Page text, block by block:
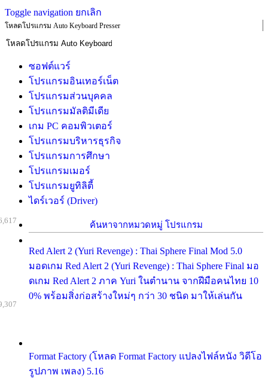
Toggle navigation ยกเลิก
โหลดโปรแกรม Auto Keyboard Presser
ซอฟต์แวร์
โปรแกรมอินเทอร์เน็ต
โปรแกรมส่วนบุคคล
โปรแกรมมัลติมีเดีย
เกม PC คอมพิวเตอร์
โปรแกรมบริหารธุรกิจ
โปรแกรมการศึกษา
โปรแกรมเมอร์
โปรแกรมยูทิลิตี้
ไดร์เวอร์ (Driver)
ค้นหาจากหมวดหมู่ โปรแกรม
Red Alert 2 (Yuri Revenge) : Thai Sphere Final Mod 5.0
มอดเกม Red Alert 2 (Yuri Revenge) : Thai Sphere Final มอ
ดเกม Red Alert 2 ภาค Yuri ในตำนาน จากฝีมือคนไทย 10
0% พร้อมสิ่งก่อสร้างใหม่ๆ กว่า 30 ชนิด มาให้เล่นกัน
Format Factory (โหลด Format Factory แปลงไฟล์หนัง วิดีโอ
รูปภาพ เพลง) 5.16